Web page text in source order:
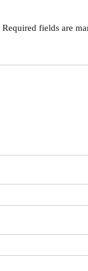
Required fields are